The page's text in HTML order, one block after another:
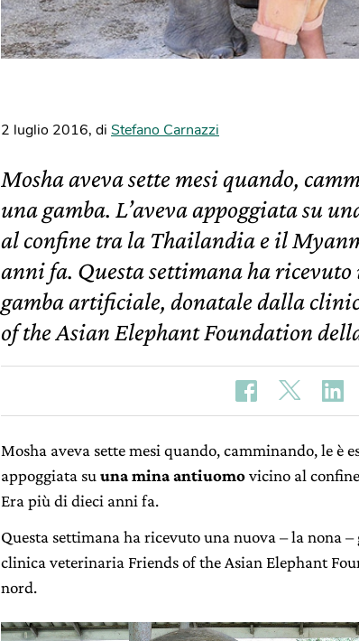
2 luglio 2016, di Stefano Carnazzi
Mosha aveva sette mesi quando,
una gamba. L’aveva appoggiata su
al confine tra la Thailandia e il
anni fa. Questa settimana ha
gamba artificiale, donatale dalla
of the Asian Elephant Foundation
Mosha aveva sette mesi quando, camminando, le è
appoggiata su una mina antiuomovicino al
Era più di dieci anni fa.
Questa settimana ha ricevuto una nuova – la nona
clinica veterinaria Friends of the Asian Elephant
nord.